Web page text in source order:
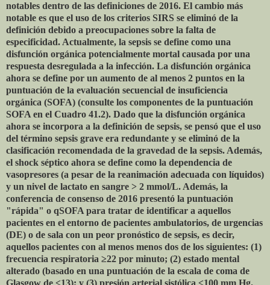
notables dentro de las definiciones de 2016. El cambio más
notable es que el uso de los criterios SIRS se eliminó de la
definición debido a preocupaciones sobre la falta de
especificidad. Actualmente, la sepsis se define como una
disfunción orgánica potencialmente mortal causada por una
respuesta desregulada a la infección. La disfunción orgánica
ahora se define por un aumento de al menos 2 puntos en la
puntuación de la evaluación secuencial de insuficiencia
orgánica (SOFA) (consulte los componentes de la puntuación
SOFA en el Cuadro 41.2). Dado que la disfunción orgánica
ahora se incorpora a la definición de sepsis, se pensó que el uso
del término sepsis grave era redundante y se eliminó de la
clasificación recomendada de la gravedad de la sepsis. Además,
el shock séptico ahora se define como la dependencia de
vasopresores (a pesar de la reanimación adecuada con líquidos)
y un nivel de lactato en sangre > 2 mmol/L. Además, la
conferencia de consenso de 2016 presentó la puntuación
"rápida" o qSOFA para tratar de identificar a aquellos
pacientes en el entorno de pacientes ambulatorios, de urgencias
(DE) o de sala con un peor pronóstico de sepsis, es decir,
aquellos pacientes con al menos menos dos de los siguientes: (1)
frecuencia respiratoria ≥22 por minuto; (2) estado mental
alterado (basado en una puntuación de la escala de coma de
Glasgow de ≤13); y (3) presión arterial sistólica ≤100 mm Hg.